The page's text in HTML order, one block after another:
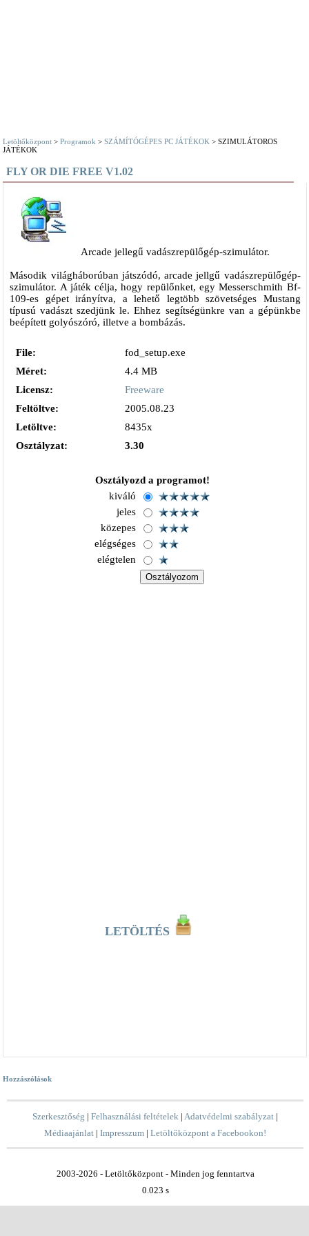
Letöltőközpont >Programok >SZÁMÍTÓGÉPES PC JÁTÉKOK > SZIMULÁTOROS
JÁTÉKOK
FLY OR DIE FREE V1.02
Arcade jellegű vadászrepülőgép-szimulátor.
Második világháborúban játszódó, arcade jellgű vadászrepülőgép-
szimulátor. A játék célja, hogy repülőnket, egy Messerschmith Bf-
109-es gépet irányítva, a lehető legtöbb szövetséges Mustang
típusú vadászt szedjünk le. Ehhez segítségünkre van a gépünkbe
beépített golyószóró, illetve a bombázás.
File:
fod_setup.exe
Méret:
4.4 MB
Licensz:
Freeware
Feltöltve:
2005.08.23
Letöltve:
8435x
Osztályzat:
3.30
Osztályozd a programot!
kiváló
jeles
közepes
elégséges
elégtelen
LETÖLTÉS
Hozzászólások
Szerkesztőség |Felhasználási feltételek |Adatvédelmi szabályzat |
Médiaajánlat |Impresszum |Letöltőközpont a Facebookon!
2003-2026 - Letöltőközpont - Minden jog fenntartva
0.023 s